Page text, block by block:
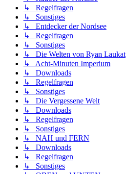
↳ Regelfragen
↳ Sonstiges
↳ Entdecker der Nordsee
↳ Regelfragen
↳ Sonstiges
↳ Die Welten von Ryan Laukat
↳ Acht-Minuten Imperium
↳ Downloads
↳ Regelfragen
↳ Sonstiges
↳ Die Vergessene Welt
↳ Downloads
↳ Regelfragen
↳ Sonstiges
↳ NAH und FERN
↳ Downloads
↳ Regelfragen
↳ Sonstiges